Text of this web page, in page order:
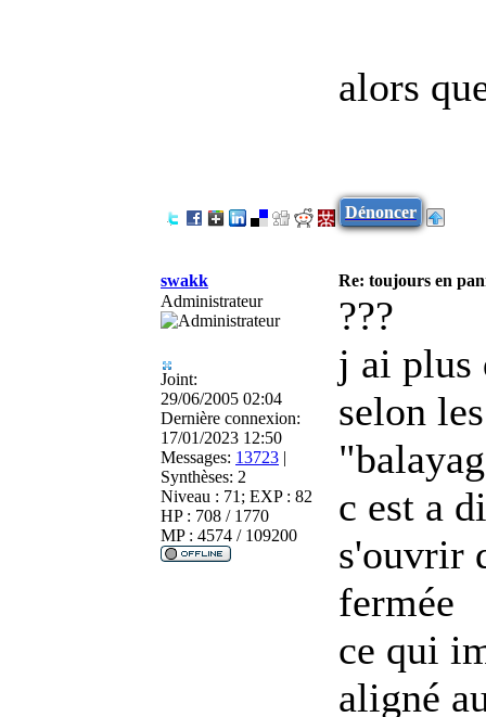
alors
Dénoncer
swakk
Re: toujours en
Administrateur
Joint:
29/06/2005 02:04
Dernière connexion:
17/01/2023 12:50
Messages: 13723 |
Synthèses: 2
Niveau : 71; EXP : 82
HP : 708 / 1770
MP : 4574 / 109200
???
j ai plus
selon
c est a
s'ouvrir
fermée
ce qui
aligné